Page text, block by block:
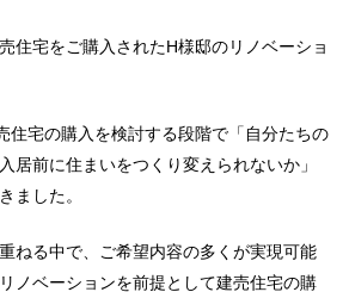
住宅をご購入されたH様邸のリノベーショ
住宅の購入を検討する段階で「自分たちの
居前に住まいをつくり変えられないか」
ました。
ねる中で、ご希望内容の多くが実現可能
ノベーションを前提として建売住宅の購